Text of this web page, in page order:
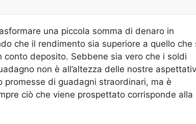
una piccola somma di denaro in
che il rendimento sia superiore a quello che
deposito. Sebbene sia vero che i soldi
non è all’altezza delle nostre
promesse di guadagni straordinari, ma è
ciò che viene prospettato corrisponde alla